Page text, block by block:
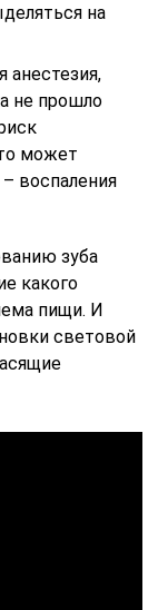
на
анестезия,
не прошло
может
воспаления
зуба
какого
пищи. И
световой